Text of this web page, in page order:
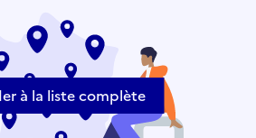
à la liste complète